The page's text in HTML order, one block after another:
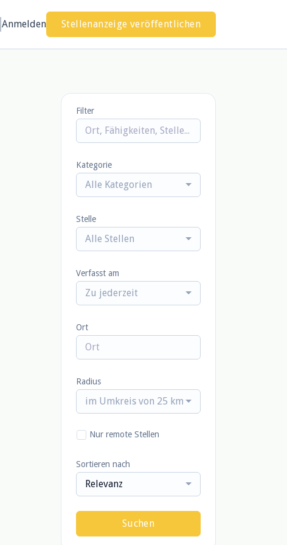
Anmelden Stellenanzeige veröffentlichen
Filter
Kategorie
Alle Kategorien
Stelle
Alle Stellen
Verfasst am
Zu jederzeit
Ort
Radius
im Umkreis von 25 km
Nur remote Stellen
Sortieren nach
Relevanz
Suchen